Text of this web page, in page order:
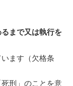
まで又は執行を
ます（欠格条
刑」のことを意